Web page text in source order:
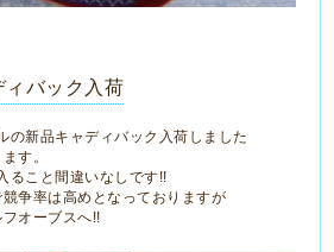
ィバック入荷
の新品キャディバック入荷しました
ます。
ること間違いなしです!!
争率は高めとなっておりますが
オーブスへ!!